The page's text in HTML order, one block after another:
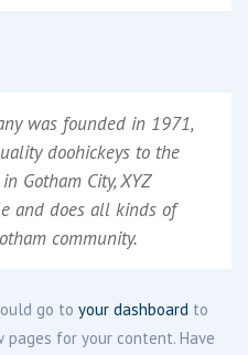
was founded in 1971,
doohickeys to the
Gotham City, XYZ
and does all kinds of
community.
go to your dashboard to
for your content. Have